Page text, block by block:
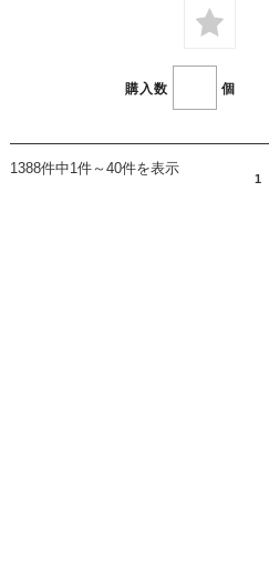
購入数 個
1388件中1件～40件を表示
1